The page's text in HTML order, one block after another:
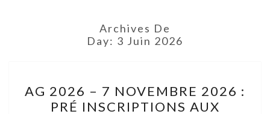
Archives De
Day: 3 Juin 2026
2026
–
AG 2026 – 7 NOVEMBRE 2026 :
PRÉ INSCRIPTIONS AUX